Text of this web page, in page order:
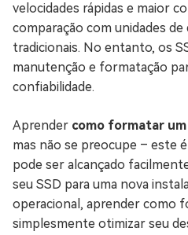
velocidades rápidas e maior
comparação com unidades
tradicionais. No entanto, os
manutenção e formatação
confiabilidade.
Aprender como formatar um
mas não se preocupe – este
pode ser alcançado
seu SSD para uma nova
operacional, aprender como
simplesmente otimizar seu